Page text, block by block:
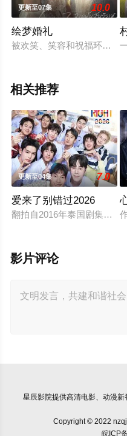
更新至07集 10.0
绘梦婚礼
被欢笑、笑容和祝福环绕的
相关推荐
更新至04集 7.0
爱来了别错过2026
翻拍自2016年泰国剧集《爱
影片评论
星辰影院提供高清电影、动漫
Copyright © 2022
皖ICP